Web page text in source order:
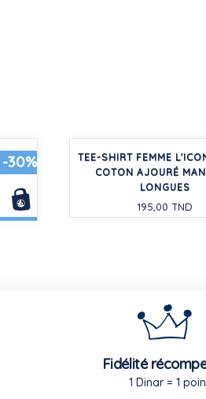
-30%
EN
TEE-SHIRT FEMME
COTON AJOURÉ
LONGUES
195,00 TND
Fidélité
1 Dinar = 1